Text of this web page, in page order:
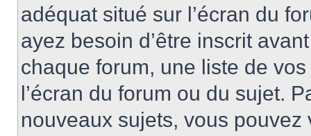
adéquat situé sur l’écran du
ayez besoin d’être inscrit
chaque forum, une liste de
l’écran du forum ou du sujet.
nouveaux sujets, vous